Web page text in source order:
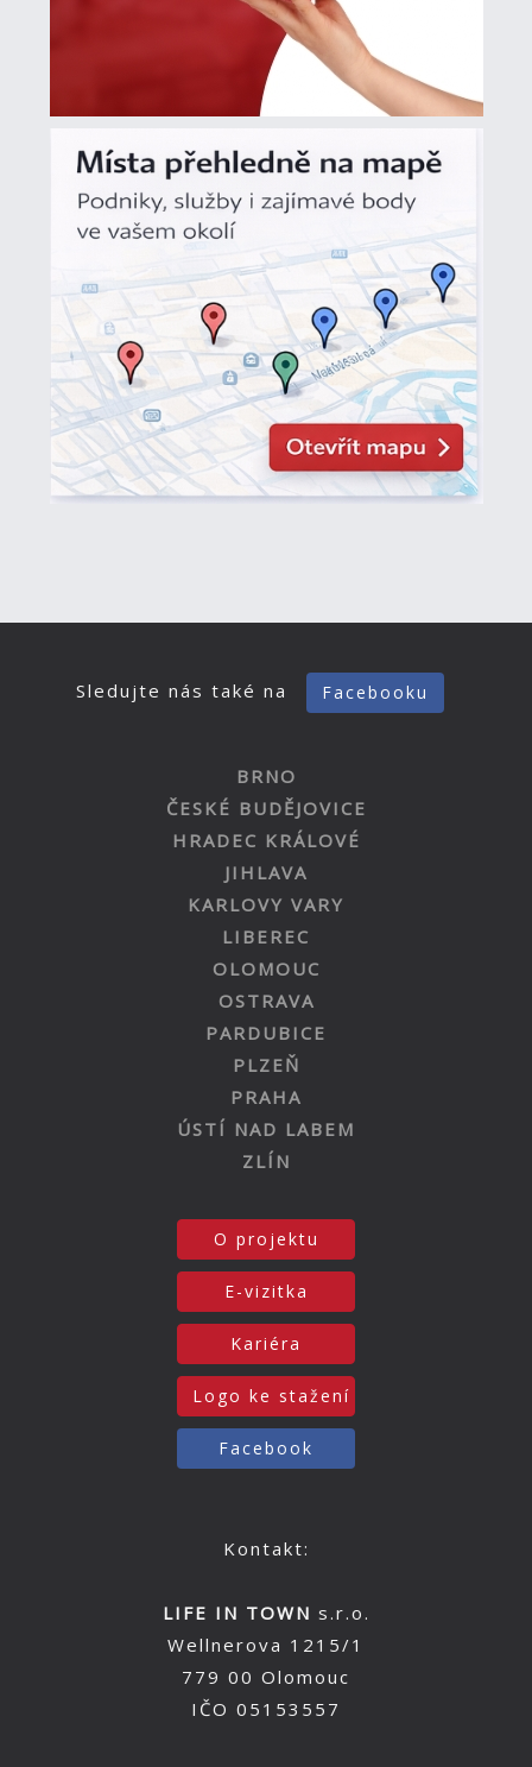
Sledujte nás také na Facebooku
BRNO
ČESKÉ BUDĚJOVICE
HRADEC KRÁLOVÉ
JIHLAVA
KARLOVY VARY
LIBEREC
OLOMOUC
OSTRAVA
PARDUBICE
PLZEŇ
PRAHA
ÚSTÍ NAD LABEM
ZLÍN
O projektu
E-vizitka
Kariéra
Logo ke stažení
Facebook
Kontakt:
LIFE IN TOWN s.r.o.
Wellnerova 1215/1
779 00 Olomouc
IČO 05153557